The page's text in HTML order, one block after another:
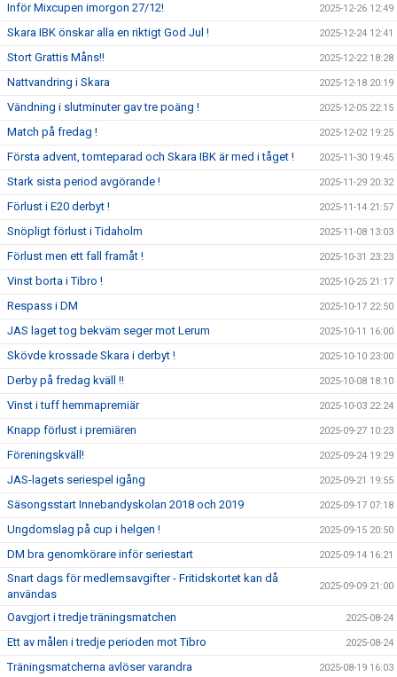
Inför Mixcupen imorgon 27/12! 2025-12-26 12:49
Skara IBK önskar alla en riktigt God Jul ! 2025-12-24 12:41
Stort Grattis Måns!! 2025-12-22 18:28
Nattvandring i Skara 2025-12-18 20:19
Vändning i slutminuter gav tre poäng ! 2025-12-05 22:15
Match på fredag ! 2025-12-02 19:25
Första advent, tomteparad och Skara IBK är med i tåget ! 2025-11-30 19:45
Stark sista period avgörande ! 2025-11-29 20:32
Förlust i E20 derbyt ! 2025-11-14 21:57
Snöpligt förlust i Tidaholm 2025-11-08 13:03
Förlust men ett fall framåt ! 2025-10-31 23:23
Vinst borta i Tibro ! 2025-10-25 21:17
Respass i DM 2025-10-17 22:50
JAS laget tog bekväm seger mot Lerum 2025-10-11 16:00
Skövde krossade Skara i derbyt ! 2025-10-10 23:00
Derby på fredag kväll !! 2025-10-08 18:10
Vinst i tuff hemmapremiär 2025-10-03 22:24
Knapp förlust i premiären 2025-09-27 10:23
Föreningskväll! 2025-09-24 19:29
JAS-lagets seriespel igång 2025-09-21 19:55
Säsongsstart Innebandyskolan 2018 och 2019 2025-09-17 07:18
Ungdomslag på cup i helgen ! 2025-09-15 20:50
DM bra genomkörare inför seriestart 2025-09-14 16:21
Snart dags för medlemsavgifter - Fritidskortet kan då
användas
2025-09-09 21:00
Oavgjort i tredje träningsmatchen 2025-08-24
Ett av målen i tredje perioden mot Tibro 2025-08-24
Träningsmatcherna avlöser varandra 2025-08-19 16:03